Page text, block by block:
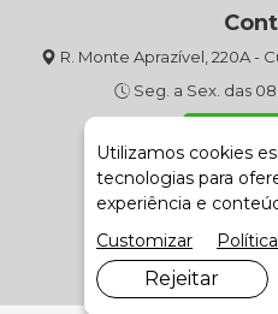
R. Monte Aprazível, 220A -
Seg. a Sex. das
Fale
Utilizamos cookies
tecnologias para
experiência e
Customizar
Rejeitar